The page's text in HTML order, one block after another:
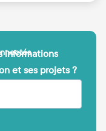
informations
et ses projets ?